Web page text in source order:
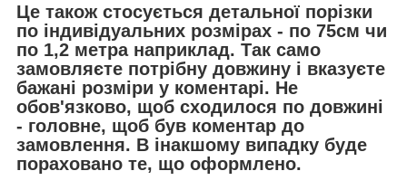
Це також стосується детальної порізки
по індивідуальних розмірах - по 75см чи
по 1,2 метра наприклад. Так само
замовляєте потрібну довжину і вказуєте
бажані розміри у коментарі. Не
обов'язково, щоб сходилося по довжині
- головне, щоб був коментар до
замовлення. В інакшому випадку буде
пораховано те, що оформлено.